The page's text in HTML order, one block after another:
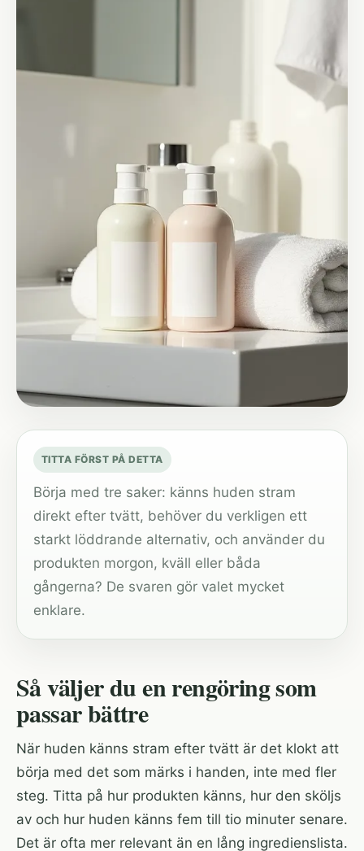
TITTA FÖRST PÅ DETTA
Börja med tre saker: känns huden stram
direkt efter tvätt, behöver du verkligen ett
starkt löddrande alternativ, och använder du
produkten morgon, kväll eller båda
gångerna? De svaren gör valet mycket
enklare.
Så väljer du en rengöring som
passar bättre
När huden känns stram efter tvätt är det klokt att
börja med det som märks i handen, inte med fler
steg. Titta på hur produkten känns, hur den sköljs
av och hur huden känns fem till tio minuter senare.
Det är ofta mer relevant än en lång ingredienslista.